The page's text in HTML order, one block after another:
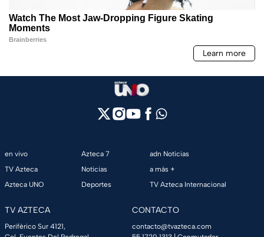
en vivo
TV Azteca
Azteca UNO
Azteca 7
Noticias
Deportes
adn Noticias
a más +
TV Azteca Internacional
TV AZTECA
Periférico Sur 4121,
CONTACTO
contacto@tvazteca.com